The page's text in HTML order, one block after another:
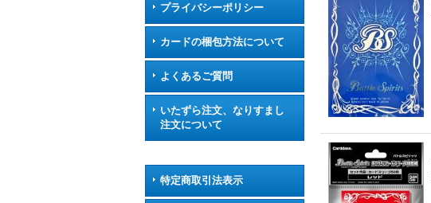
プライバシーポリシー
カードの梱包方法について
よくあるご質問
いたずら注文、なりすまし
注文について
特定商取引法表示